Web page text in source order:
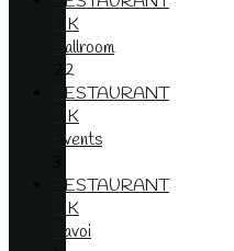
OK
Ballroom
22
RESTAURANT
OK
Events
RESTAURANT
OK
Zavoi